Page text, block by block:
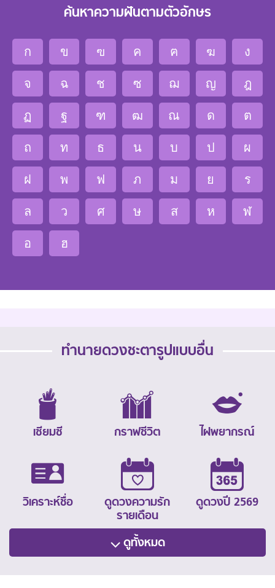
ค้นหาความฝันตามตัวอักษร
ก ข ฃ ค ฅ ฆ
ง
จ
ฉ ช ซ ฌ ญ
ฎ
ฏ
ฐ ฑ ฒ ณ ด
ต
ถ
ท ธ น บ ป
ผ
ฝ
พ ฟ ภ ม ย
ร
ล
ว ศ ษ ส ห
ฬ
อ
ฮ
ทำนายดวงชะตารูปแบบอื่น
เซียมซี กราฟชีวิต ไฝพยากรณ์
วิเคราะห์ชื่อ
ดูดวงความรัก
รายเดือน
ดูดวงปี 2569
ดูทั้งหมด